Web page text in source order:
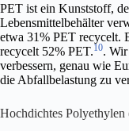
PET ist ein Kunststoff,
Lebensmittelbehälter
etwa 31% PET recycelt.
recycelt 52% PET.10.
verbessern, genau wie
die Abfallbelastung zu
Hochdichtes